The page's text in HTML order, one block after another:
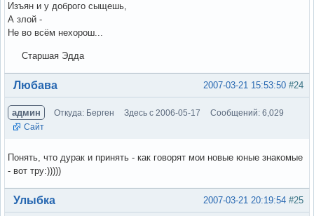
Изъян и у доброго сыщешь,
А злой -
Не во всём нехорош...
Старшая Эдда
Вне форума #24
2007-03-21 15:53:50
Любава
админ Откуда: Берген Здесь с 2006-05-17
Сообщений: 6,029
Сайт
Понять, что дурак и принять - как говорят мои новые юные знакомые
- вот тру:)))))
Вне форума #25
2007-03-21 20:19:54
Улыбка